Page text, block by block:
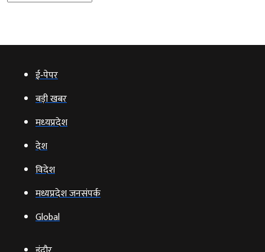
ई‑पेपर
बड़ी खबर
मध्‍यप्रदेश
देश
विदेश
मध्यप्रदेश जनसंपर्क
Global